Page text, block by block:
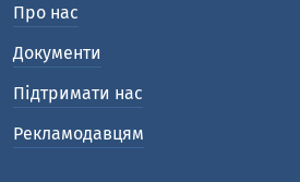
Про нас
Документи
Підтримати нас
Рекламодавцям